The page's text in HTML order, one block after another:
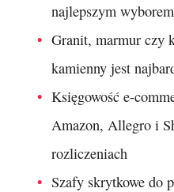
najlepszym
Granit, marmur czy
kamienny jest
Księgowość e-
Amazon, Allegro i
rozliczeniach
Szafy skrytkowe do